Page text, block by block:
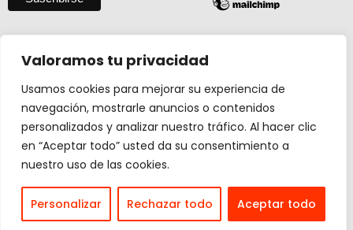
Valoramos tu privacidad
Usamos cookies para mejorar su experiencia de
navegación, mostrarle anuncios o contenidos
personalizados y analizar nuestro tráfico. Al hacer clic
en “Aceptar todo” usted da su consentimiento a
nuestro uso de las cookies.
Personalizar Rechazar todo Aceptar todo
Descargar catálogo entero en pdf
Actividad creada con el apoyo de
Ministerio Cultura y Deporte.
Design bycarmengalan.com